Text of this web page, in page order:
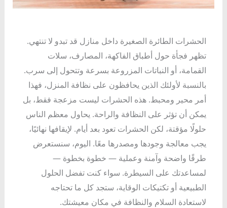
الحشرات الطائرة الصغيرة داخل منازل قد تبدو لا تنتهي.
تظهر فجأة حول أطباق الفاكهة، المصارف، سلات
القمامة، أو النباتات المزروعة بسرعة وتتحول إلى سرب.
بالنسبة لأولئك الذين يحافظون على نظافة المنزل، فهذا
أمر محير ومحبط. هذه الحشرات ليست مزعجة فقط، بل
يمكن أن تؤثر على النظافة والراحة. يحاول معظم الناس
حلولًا مؤقتة، لكن الحشرات تعود بعد أيام. لإيقافها نهائيًا،
يجب معالجة وجودها ومصدرها معًا. اليوم، سنستعرض
طرقًا واضحة وآمنة وعملية — خطوة بخطوة —
لمساعدتك على السيطرة. سواء كنت تفضل الحلول
الطبيعية أو تكتيكات الوقاية، ستجد كل ما تحتاجه
لاستعادة السلام والنظافة في مكان معيشتك.